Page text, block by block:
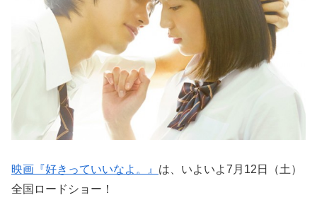
映画『好きっていいなよ。』 は、いよいよ7月12日（土）
全国ロードショー！